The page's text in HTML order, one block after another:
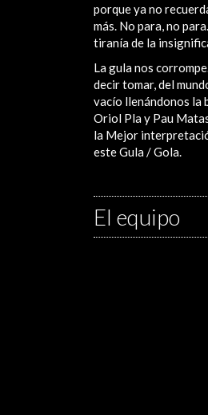
porque ya no
más. No para, no
tiranía de la
La gula nos
decir tomar, del
vacío llenándonos la
Oriol Pla y Pau
la Mejor
este Gula / Gola.
El equipo